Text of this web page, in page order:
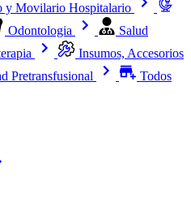
y Movilario Hospitalario
Odontologia
Salud
Insumos, Accesorios
Pretransfusional
Todos